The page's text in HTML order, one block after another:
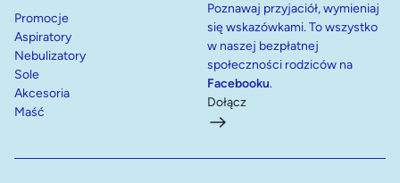
Promocje
Aspiratory
Nebulizatory
Sole
Akcesoria
Maść
Poznawaj przyjaciół, wymieniaj
się wskazówkami. To wszystko
w naszej bezpłatnej
społeczności rodziców na
Facebooku.
Dołącz